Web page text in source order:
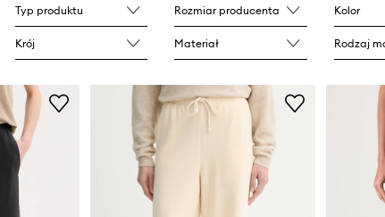
Typ produktu Rozmiar producenta Kolor
Krój Materiał Rodzaj